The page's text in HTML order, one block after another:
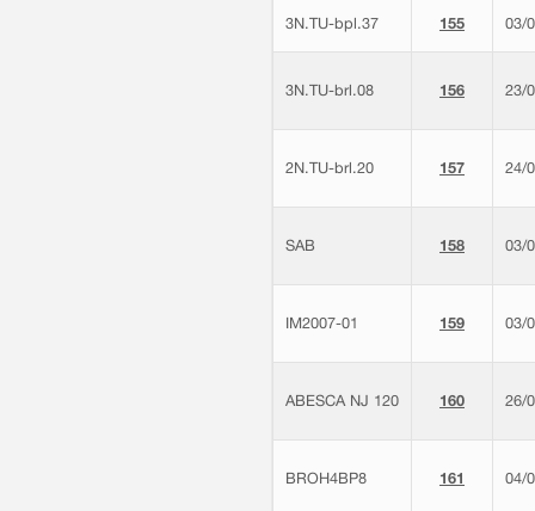
3N.TU-bpl.37 155 03/
3N.TU-brl.08 156 23/
2N.TU-brl.20 157 24/
SAB 158 03/
IM2007-01 159 03/
ABESCA NJ 120 160 26/
BROH4BP8 161 04/